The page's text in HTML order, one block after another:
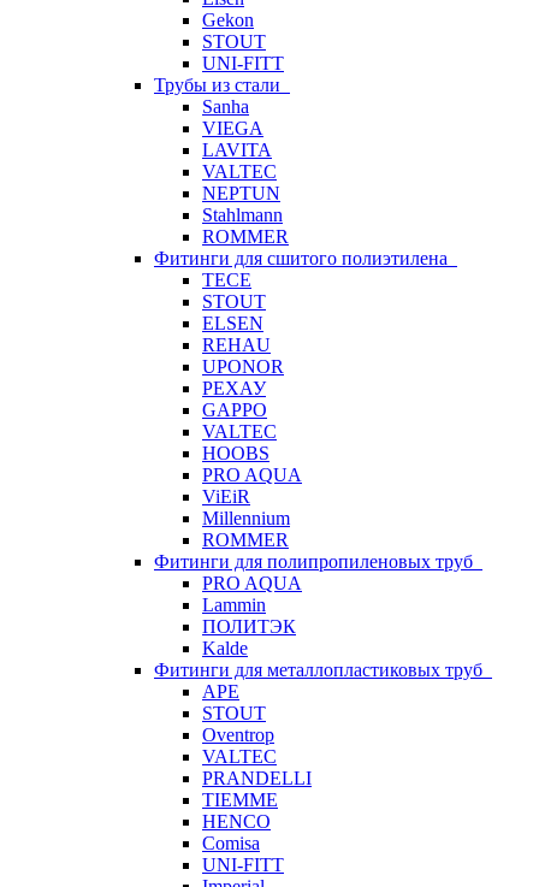
Gekon
STOUT
UNI-FITT
Трубы из стали
Sanha
VIEGA
LAVITA
VALTEC
NEPTUN
Stahlmann
ROMMER
Фитинги для сшитого полиэтилена
TECE
STOUT
ELSEN
REHAU
UPONOR
РЕХАУ
GAPPO
VALTEC
HOOBS
PRO AQUA
ViEiR
Millennium
ROMMER
Фитинги для полипропиленовых труб
PRO AQUA
Lammin
ПОЛИТЭК
Kalde
Фитинги для металлопластиковых труб
APE
STOUT
Oventrop
VALTEC
PRANDELLI
TIEMME
HENCO
Comisa
UNI-FITT